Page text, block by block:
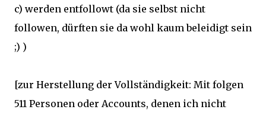
c) werden entfollowt (da sie selbst nicht
followen, dürften sie da wohl kaum beleidigt sein
;) )
[zur Herstellung der Vollständigkeit: Mit folgen
511 Personen oder Accounts, denen ich nicht